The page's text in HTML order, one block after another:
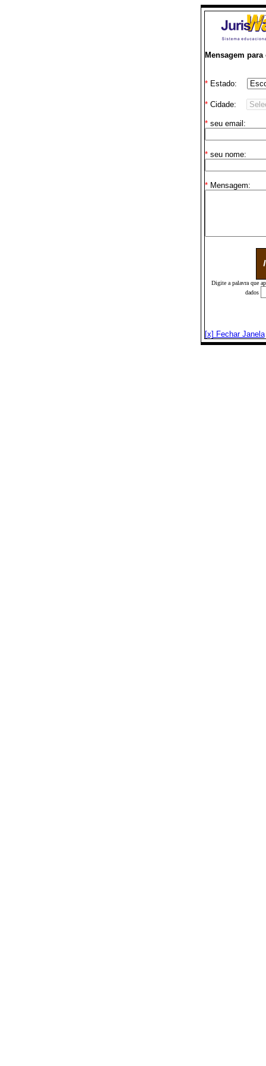
Mensagem
*Estado:
*Cidade:
*seu email:
*seu nome:
*Mensagem:
Digite a palavra que
dados
[x] Fechar Janela